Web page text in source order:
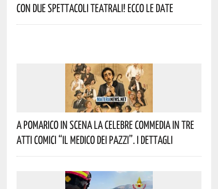
Con Due Spettacoli Teatrali! Ecco Le Date
A Pomarico In Scena La Celebre Commedia In Tre
Atti Comici “Il Medico Dei Pazzi”. I Dettagli